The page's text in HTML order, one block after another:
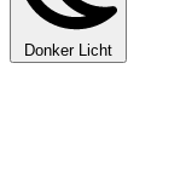
Donker Licht